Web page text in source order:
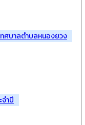
ทศบาลตำบลหนองยวง
ำปี